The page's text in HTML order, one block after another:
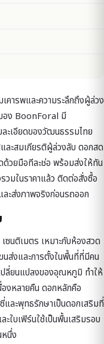
คารพและความระลึกถึงผู้ล่วง
อง BoonForal มี
ะเอียดของวัฒนธรรมไทย
ละสมเกียรติผู้ล่วงลับ ดอกสด
ด้วยมือทีละช่อ พร้อมส่งให้ทัน
มในราคาแล้ว ติดต่อสั่งซื้อ
ะส่งภาพจริงก่อนรถออก
นติเมตร เหมาะกับห้องสวด
ส่งและการตั้งในพื้นที่ที่มีคน
ปลี่ยนแปลงของอุณหภูมิ ทำให้
งหลายคืน ดอกหลักคือ
และพุทธรักษาเป็นดอกเสริมที่
ใบเฟิร์นใช้เป็นพื้นเสริมรอบ
นึ่ง